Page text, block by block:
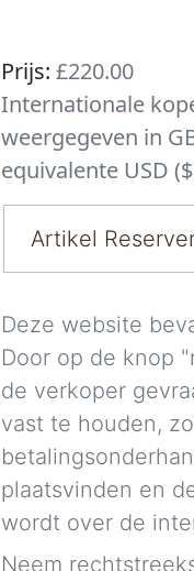
Prijs: £220.00
Internationale
weergegeven in
equivalente USD
Artikel
Deze website
Door op de knop
de verkoper
vast te houden,
plaatsvinden en
wordt over de
Neem